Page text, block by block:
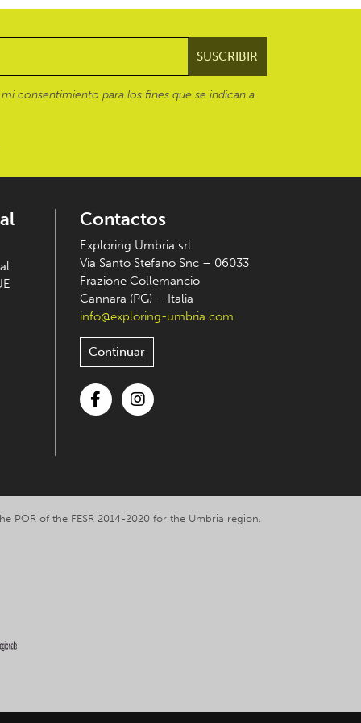
consentimiento para los fines que se indican a
Contactos
Exploring Umbria srl
Via Santo Stefano Snc – 06033
Frazione Collemancio
Cannara (PG) – Italia
info@exploring-umbria.com
Continuar
POR of the FESR 2014-2020 for the Umbria region.